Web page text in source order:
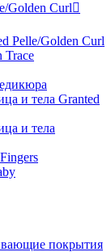
Golden Curl
Pelle/Golden Curl
Trace
и тела Granted
и тела
покрытия